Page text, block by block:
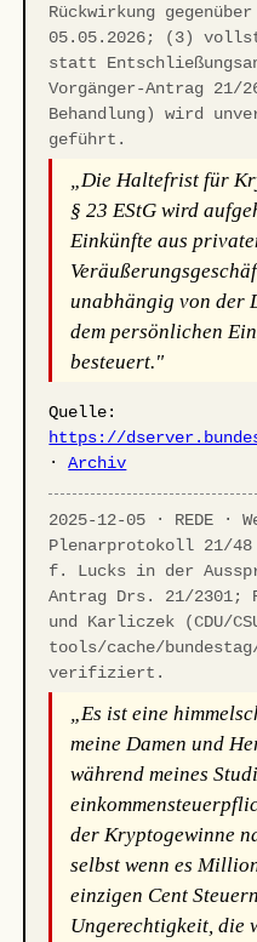
Rückwirkung
05.05.2026; (3)
statt
Vorgänger-Antrag 21/
Behandlung) wird
geführt.
„Die Haltefrist für
§ 23 EStG wird
Einkünfte aus
unabhängig von der
dem persönlichen
besteuert."
Quelle:
https://
·Archiv
2025-12-05 · REDE ·
Plenarprotokoll 21/48
f. Lucks in der
Antrag Drs. 21/2301;
und Karliczek (CDU/
tools/cache/
verifiziert.
„Es ist eine
meine Damen und
während meines
der Kryptogewinne
selbst wenn es
einzigen Cent
Ungerechtigkeit, die